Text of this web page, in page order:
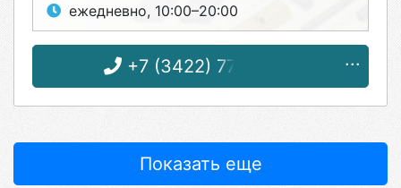
ежедневно, 10:00–20:00
+7 (3422) 77-24-04
Показать еще